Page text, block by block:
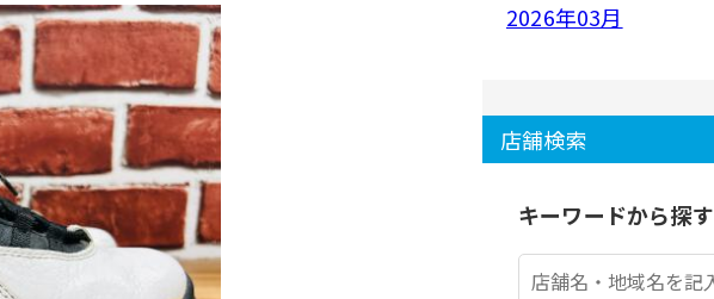
2026年03月
店舗検索
キーワードから探す